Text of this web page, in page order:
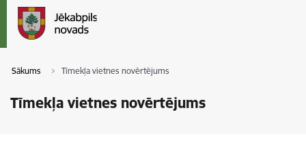
Sākums Tīmekļa vietnes novērtējums
Tīmekļa vietnes novērtējums